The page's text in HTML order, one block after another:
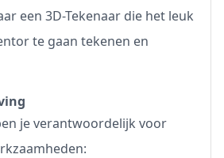
een 3D-Tekenaar die het leuk
te gaan tekenen en
je verantwoordelijk voor